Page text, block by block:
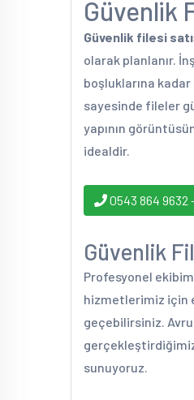
Güvenlik
Güvenlik filesi
olarak planlanır.
boşluklarına
sayesinde fileler
yapının
idealdir.
0543 864 9632
Güvenlik
Profesyonel
hizmetlerimiz için
geçebilirsiniz.
sunuyoruz.